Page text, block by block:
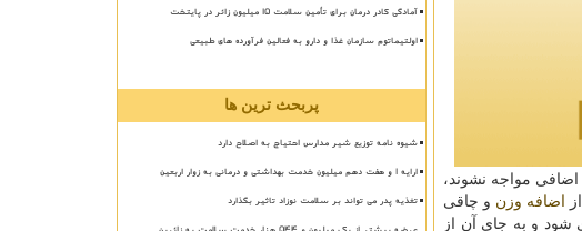
اضافی مواجه نشوند،
اضافه وزن و چاقی
شود و به جای آن از
آمادگی کادر درمان برای تأمین سلامت 15 میلیون زائر در پایتخت
اولتیماتوم سازمان غذا و دارو به فعالین فرآورده های طبیعی
پربحث ترین ها
شیوه نامه توزیع شیر مدارس احتیاج به اصلاح دارد
ارایه ۱ و هفت دهم میلیون خدمت بهداشتی و درمانی به زوار اربعین
تغذیه پدر می تواند بر سلامت نوزاد تاثیر بگذارد